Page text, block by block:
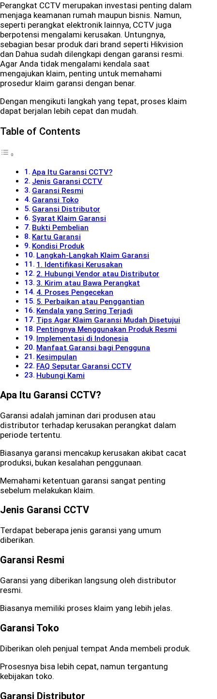
Perangkat CCTV merupakan investasi penting dalam
menjaga keamanan rumah maupun bisnis. Namun,
seperti perangkat elektronik lainnya, CCTV juga
berpotensi mengalami kerusakan. Untungnya,
sebagian besar produk dari brand seperti Hikvision
dan Dahua sudah dilengkapi dengan garansi resmi.
Agar Anda tidak mengalami kendala saat
mengajukan klaim, penting untuk memahami
prosedur klaim garansi dengan benar.
Dengan mengikuti langkah yang tepat, proses klaim
dapat berjalan lebih cepat dan mudah.
Table of Contents
Apa Itu Garansi CCTV?
Jenis Garansi CCTV
Garansi Resmi
Garansi Toko
Garansi Distributor
Syarat Klaim Garansi
Bukti Pembelian
Kartu Garansi
Kondisi Produk
Langkah-Langkah Klaim Garansi
1. Identifikasi Kerusakan
2. Hubungi Vendor atau Distributor
3. Kirim atau Bawa Perangkat
4. Proses Pengecekan
5. Perbaikan atau Penggantian
Kendala yang Sering Terjadi
Tips Agar Klaim Garansi Mudah Disetujui
Pentingnya Menggunakan Produk Resmi
Implementasi di Indonesia
Manfaat Garansi bagi Pengguna
Kesimpulan
FAQ Seputar Garansi CCTV
Hubungi Kami
Apa Itu Garansi CCTV?
Garansi adalah jaminan dari produsen atau
distributor terhadap kerusakan perangkat dalam
periode tertentu.
Biasanya garansi mencakup kerusakan akibat cacat
produksi, bukan kesalahan penggunaan.
Memahami ketentuan garansi sangat penting
sebelum melakukan klaim.
Jenis Garansi CCTV
Terdapat beberapa jenis garansi yang umum
diberikan.
Garansi Resmi
Garansi yang diberikan langsung oleh distributor
resmi.
Biasanya memiliki proses klaim yang lebih jelas.
Garansi Toko
Diberikan oleh penjual tempat Anda membeli produk.
Prosesnya bisa lebih cepat, namun tergantung
kebijakan toko.
Garansi Distributor